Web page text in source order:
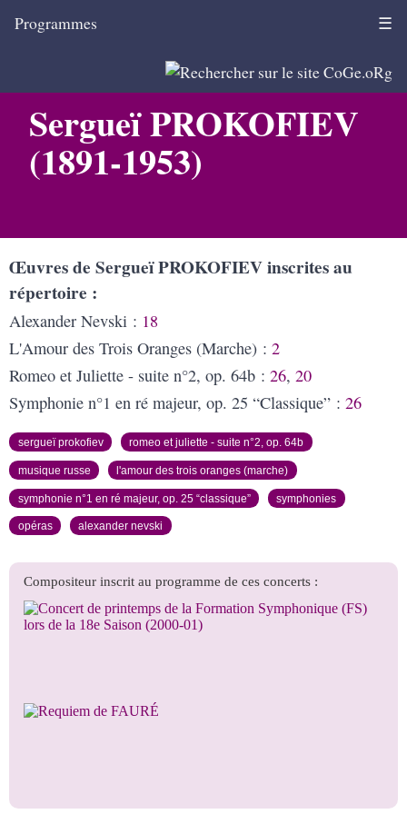
Programmes ☰
Sergueï PROKOFIEV
(1891-1953)
Œuvres de Sergueï PROKOFIEV inscrites au
répertoire
Alexander Nevski : 18
L'Amour des Trois Oranges (Marche) : 2
Romeo et Juliette - suite n°2, op. 64b : 26, 20
Symphonie n°1 en ré majeur, op. 25 “Classique” : 26
sergueï prokofiev romeo et juliette - suite n°2, op. 64b
musique russe l'amour des trois oranges (marche)
symphonie n°1 en ré majeur, op. 25 “classique” symphonies
opéras alexander nevski